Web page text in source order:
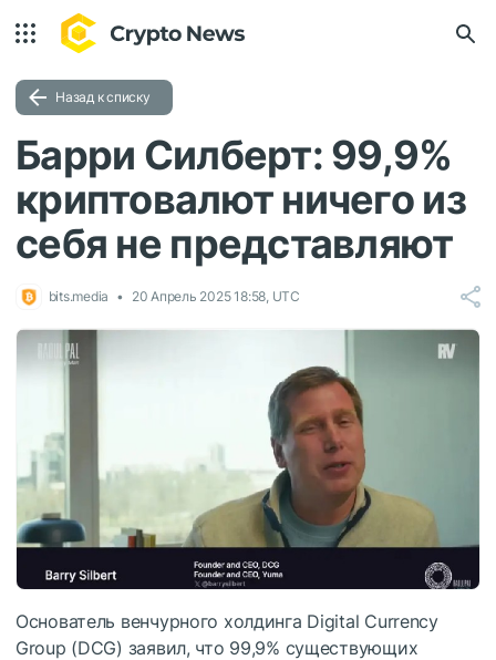
Назад к списку
Барри Силберт: 99,9%
криптовалют ничего из
себя не представляют
bits.media 20 Апрель 2025 18:58, UTC
Основатель венчурного холдинга Digital Currency
Group (DCG) заявил, что 99,9% существующих